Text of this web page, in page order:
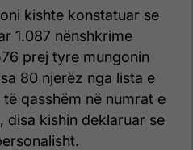
kishte konstatuar se
1.087 nënshkrime
prej tyre mungonin
80 njerëz nga lista e
qasshëm në numrat e
disa kishin deklaruar se